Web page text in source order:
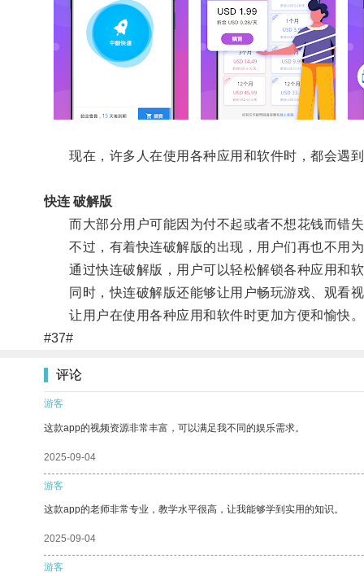
现在，许多人在使用各种应用和软件时，都会遇
快连 破解版
而大部分用户可能因为付不起或者不想花钱而错
不过，有着快连破解版的出现，用户们再也不用为
通过快连破解版，用户可以轻松解锁各种应用和
同时，快连破解版还能够让用户畅玩游戏、观看
让用户在使用各种应用和软件时更加方便和愉快。
#37#
评论
游客
这款app的视频资源非常丰富，可以满足我不同的娱乐需求。
2025-09-04
游客
这款app的老师非常专业，教学水平很高，让我能够学到实用的知识。
2025-09-04
游客